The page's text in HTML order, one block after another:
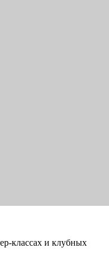
классах и клубных